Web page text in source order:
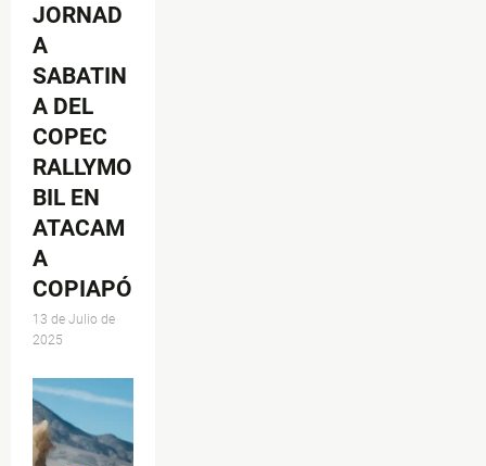
JORNAD
A
SABATIN
A DEL
COPEC
RALLYMO
BIL EN
ATACAM
A
COPIAPÓ
13 de Julio de
2025